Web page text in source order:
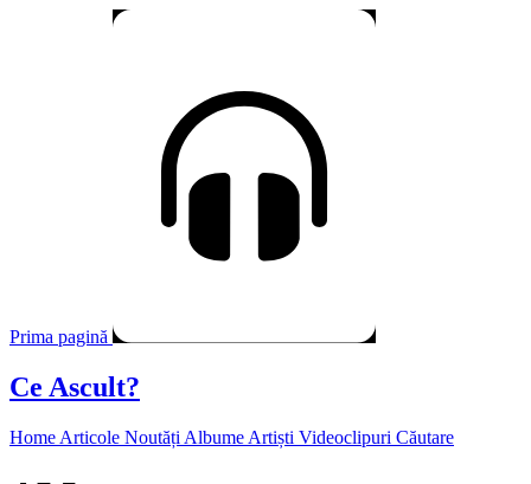
Prima pagină
Ce Ascult?
Home Articole Noutăți Albume Artiști Videoclipuri Căutare